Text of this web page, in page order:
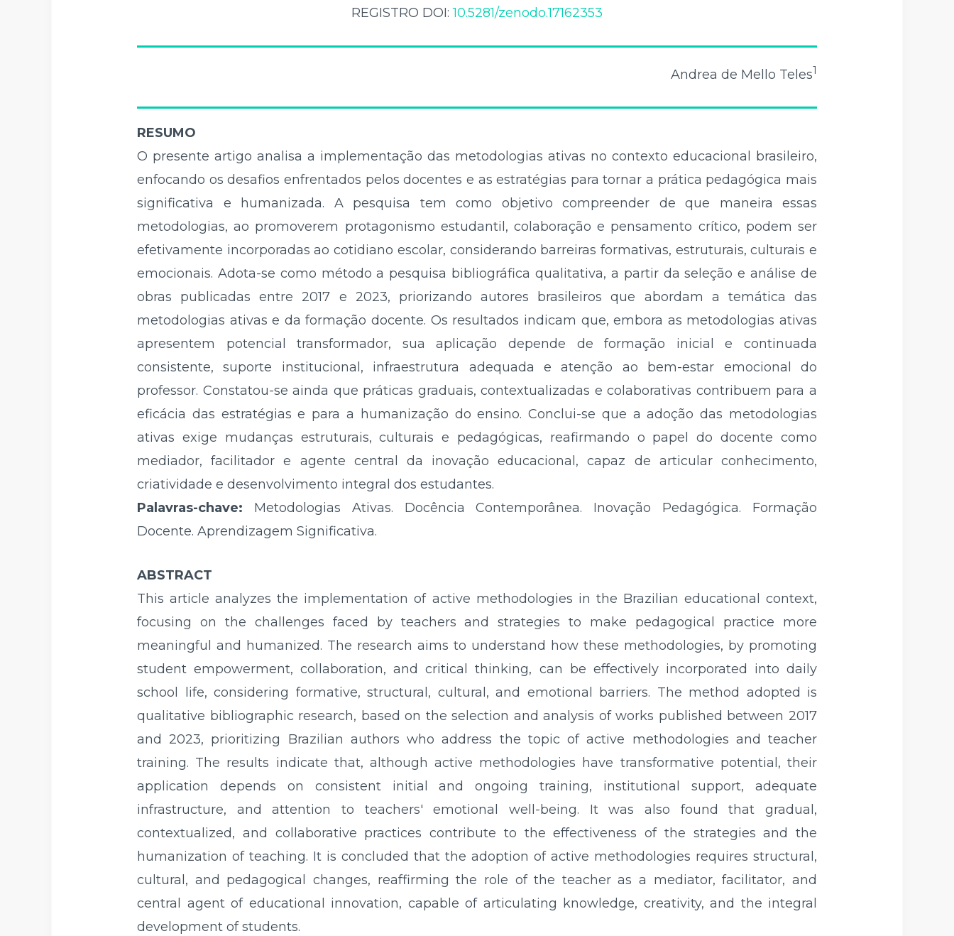
REGISTRO DOI:10.5281/zenodo.17162353
Andrea de Mello Teles1
RESUMO
O presente artigo analisa a implementação das metodologias ativas no contexto educacional brasileiro,
enfocando os desafios enfrentados pelos docentes e as estratégias para tornar a prática pedagógica mais
significativa e humanizada. A pesquisa tem como objetivo compreender de que maneira essas
metodologias, ao promoverem protagonismo estudantil, colaboração e pensamento crítico, podem ser
efetivamente incorporadas ao cotidiano escolar, considerando barreiras formativas, estruturais, culturais e
emocionais. Adota-se como método a pesquisa bibliográfica qualitativa, a partir da seleção e análise de
obras publicadas entre 2017 e 2023, priorizando autores brasileiros que abordam a temática das
metodologias ativas e da formação docente. Os resultados indicam que, embora as metodologias ativas
apresentem potencial transformador, sua aplicação depende de formação inicial e continuada
consistente, suporte institucional, infraestrutura adequada e atenção ao bem-estar emocional do
professor. Constatou-se ainda que práticas graduais, contextualizadas e colaborativas contribuem para a
eficácia das estratégias e para a humanização do ensino. Conclui-se que a adoção das metodologias
ativas exige mudanças estruturais, culturais e pedagógicas, reafirmando o papel do docente como
mediador, facilitador e agente central da inovação educacional, capaz de articular conhecimento,
criatividade e desenvolvimento integral dos estudantes.
Palavras-chave: Metodologias Ativas. Docência Contemporânea. Inovação Pedagógica. Formação
Docente. Aprendizagem Significativa.
ABSTRACT
This article analyzes the implementation of active methodologies in the Brazilian educational context,
focusing on the challenges faced by teachers and strategies to make pedagogical practice more
meaningful and humanized. The research aims to understand how these methodologies, by promoting
student empowerment, collaboration, and critical thinking, can be effectively incorporated into daily
school life, considering formative, structural, cultural, and emotional barriers. The method adopted is
qualitative bibliographic research, based on the selection and analysis of works published between 2017
and 2023, prioritizing Brazilian authors who address the topic of active methodologies and teacher
training. The results indicate that, although active methodologies have transformative potential, their
application depends on consistent initial and ongoing training, institutional support, adequate
infrastructure, and attention to teachers' emotional well-being. It was also found that gradual,
contextualized, and collaborative practices contribute to the effectiveness of the strategies and the
humanization of teaching. It is concluded that the adoption of active methodologies requires structural,
cultural, and pedagogical changes, reaffirming the role of the teacher as a mediator, facilitator, and
central agent of educational innovation, capable of articulating knowledge, creativity, and the integral
development of students.